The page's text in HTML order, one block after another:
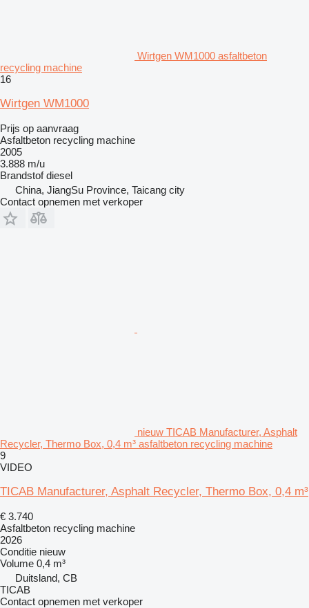
Wirtgen WM1000 asfaltbeton
recycling machine
16
Wirtgen WM1000
Prijs op aanvraag
Asfaltbeton recycling machine
2005
3.888 m/u
Brandstof diesel
China, JiangSu Province, Taicang city
Contact opnemen met verkoper
nieuw TICAB Manufacturer, Asphalt
Recycler, Thermo Box, 0,4 m³ asfaltbeton recycling machine
9
VIDEO
TICAB Manufacturer, Asphalt Recycler, Thermo Box, 0,4 m³
€ 3.740
Asfaltbeton recycling machine
2026
Conditie nieuw
Volume 0,4 m³
Duitsland, CB
TICAB
Contact opnemen met verkoper